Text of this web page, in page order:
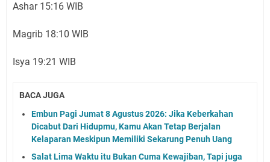
Ashar 15:16 WIB
Magrib 18:10 WIB
Isya 19:21 WIB
BACA JUGA
Embun Pagi Jumat 8 Agustus 2026: Jika Keberkahan
Dicabut Dari Hidupmu, Kamu Akan Tetap Berjalan
Kelaparan Meskipun Memiliki Sekarung Penuh Uang
Salat Lima Waktu itu Bukan Cuma Kewajiban, Tapi juga